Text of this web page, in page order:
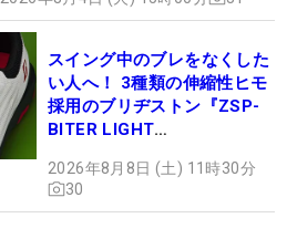
スイング中のブレをなくした
い人へ！ 3種類の伸縮性ヒモ
採用のブリヂストン『ZSP-
BITER LIGHT
ュー
2026年8月8日 (土) 11時30分
30